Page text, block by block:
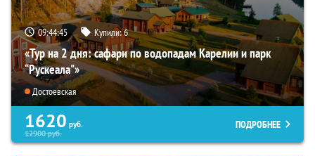
09:44:44 Купили:6
«Тур на 2 дня: сафари по водопадам Карелии и парк
“Рускеала"»
Достоевская
1620 руб.
12900руб.
ПОДРОБНЕЕ